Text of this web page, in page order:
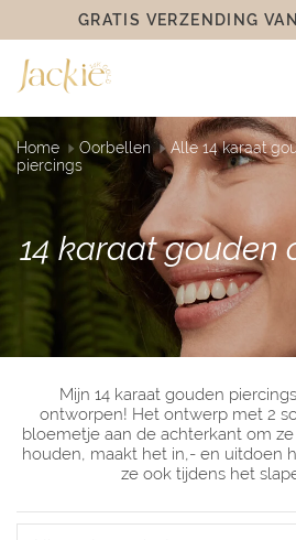
GRATIS VERZENDING
Home Oorbellen Alle 14 karaat
piercings
14 karaat gouden
Mijn 14 karaat gouden
ontworpen! Het ontwerp met 2
bloemetje aan de achterkant om
houden, maakt het in,- en uitdoen
ze ook tijdens het